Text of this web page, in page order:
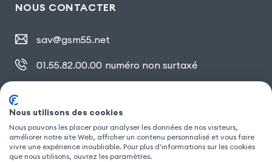
NOUS CONTACTER
sav@gsm55.net
01.55.82.00.00 numéro non surtaxé
SUIVEZ NOUS
Nous utilisons des cookies
Nous pouvons les placer pour analyser les données de nos visiteurs,
améliorer notre site Web, afficher un contenu personnalisé et vous faire
vivre une expérience inoubliable. Pour plus d'informations sur les cookies
que nous utilisons, ouvrez les paramètres.